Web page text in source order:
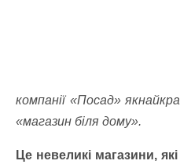
компанії «Посад»
«магазин біля дому».
Це невеликі магазини,